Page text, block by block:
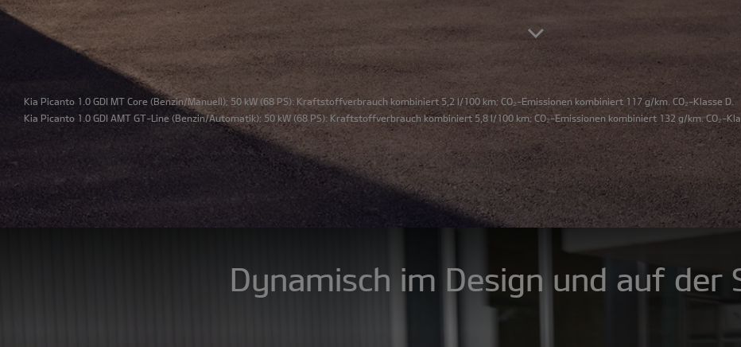
Kia Picanto 1.0 GDI MT Core (Benzin/Manuell); 50 kW (68 PS): Kraftstoffverbrauch kombiniert 5,2 l/100 km; CO₂-Emissionen kombiniert 117 g/km. CO₂-Klasse D.
Kia Picanto 1.0 GDI AMT GT-Line (Benzin/Automatik); 50 kW (68 PS): Kraftstoffverbrauch kombiniert 5,8 l/100 km; CO₂-Emissionen kombiniert 132 g/km. CO₂-
Dynamisch im Design und auf der